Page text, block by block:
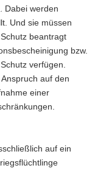
Dabei werden
Und sie müssen
beantragt
bzw.
verfügen.
auf den
einer
auf ein